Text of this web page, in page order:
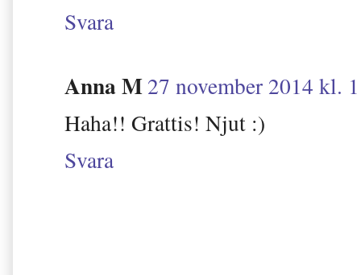
Svara
Anna M27 november 2014 kl.
Haha!! Grattis! Njut :)
Svara